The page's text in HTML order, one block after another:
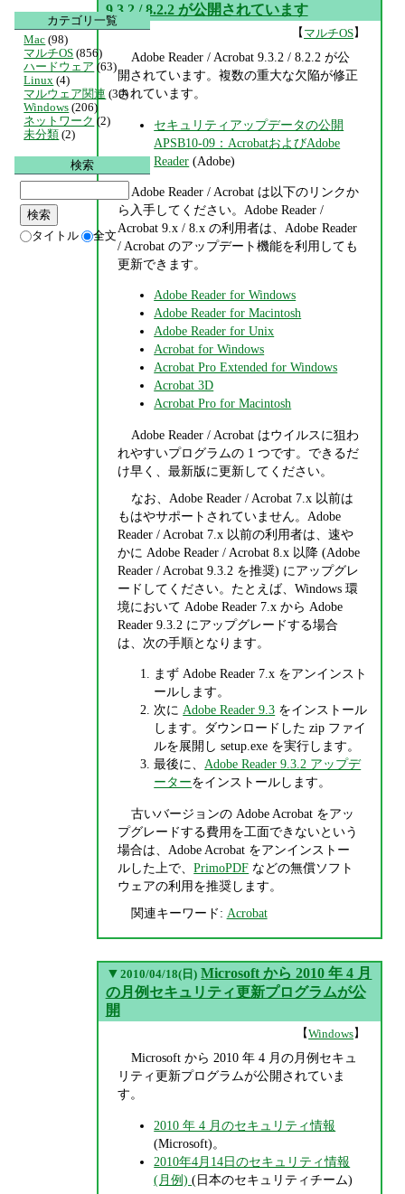
9.3.2 / 8.2.2 が公開されています
【 マルチOS】
Adobe Reader / Acrobat 9.3.2 / 8.2.2 が公
開されています。複数の重大な欠陥が修正
されています。
セキュリティアップデータの公開
APSB10-09：AcrobatおよびAdobe
Reader (Adobe)
Adobe Reader / Acrobat は以下のリンクか
ら入手してください。Adobe Reader /
Acrobat 9.x / 8.x の利用者は、Adobe Reader
/ Acrobat のアップデート機能を利用しても
更新できます。
Adobe Reader for Windows
Adobe Reader for Macintosh
Adobe Reader for Unix
Acrobat for Windows
Acrobat Pro Extended for Windows
Acrobat 3D
Acrobat Pro for Macintosh
Adobe Reader / Acrobat はウイルスに狙わ
れやすいプログラムの 1 つです。できるだ
け早く、最新版に更新してください。
なお、Adobe Reader / Acrobat 7.x 以前は
もはやサポートされていません。Adobe
Reader / Acrobat 7.x 以前の利用者は、速や
かに Adobe Reader / Acrobat 8.x 以降 (Adobe
Reader / Acrobat 9.3.2 を推奨) にアップグレ
ードしてください。たとえば、Windows 環
境において Adobe Reader 7.x から Adobe
Reader 9.3.2 にアップグレードする場合
は、次の手順となります。
まず Adobe Reader 7.x をアンインスト
ールします。
次にAdobe Reader 9.3 をインストール
します。ダウンロードした zip ファイ
ルを展開し setup.exe を実行します。
最後に、Adobe Reader 9.3.2 アップデ
ーターをインストールします。
古いバージョンの Adobe Acrobat をアッ
プグレードする費用を工面できないという
場合は、Adobe Acrobat をアンインストー
ルした上で、PrimoPDF などの無償ソフト
ウェアの利用を推奨します。
関連キーワード: Acrobat
▼ 2010/04/18(日) Microsoft から 2010 年 4 月
の月例セキュリティ更新プログラムが公
開
【Windows】
Microsoft から 2010 年 4 月の月例セキュ
リティ更新プログラムが公開されていま
す。
2010 年 4 月のセキュリティ情報
(Microsoft)。
2010年4月14日のセキュリティ情報
(月例)(日本のセキュリティチーム)
カテゴリ一覧
Mac (98)
マルチOS (856)
ハードウェア (63)
Linux (4)
マルウェア関連 (30)
Windows (206)
ネットワーク (2)
未分類 (2)
検索
タイトル 全文